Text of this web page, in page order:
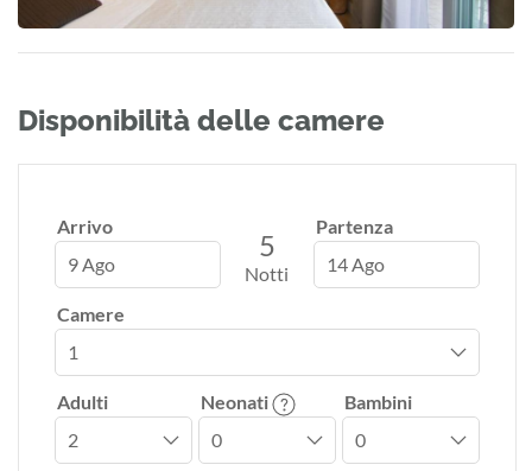
Disponibilità delle camere
Arrivo
9 Ago
5
Notti
Partenza
14 Ago
Camere
Adulti Neonati Bambini